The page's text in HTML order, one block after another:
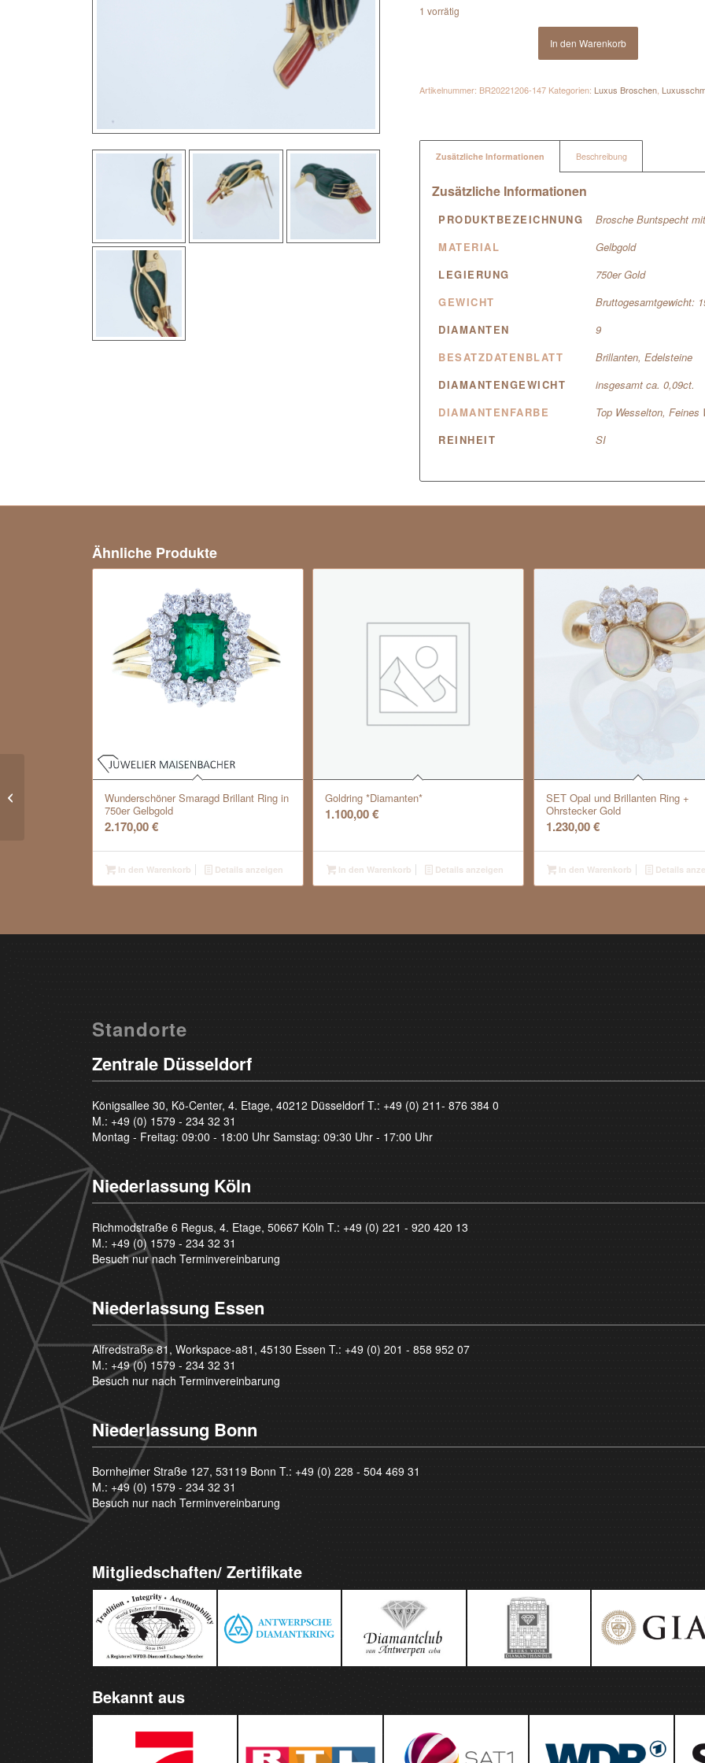
1 vorrätig
In den Warenkorb
Artikelnummer: BR20221206-147 Kategorien: Luxus Broschen,
Zusätzliche Informationen Beschreibung
Zusätzliche Informationen
PRODUKTBEZEICHNUNG
Brosche Buntspecht
MATERIAL
Gelbgold
LEGIERUNG
750er Gold
GEWICHT
Bruttogesamtgewicht:
DIAMANTEN
9
BESATZDATENBLATT
Brillanten, Edelsteine
DIAMANTENGEWICHT
insgesamt ca. 0,09ct.
DIAMANTENFARBE
Top Wesselton, Feines
REINHEIT
SI
Ähnliche Produkte
Wunderschöner Smaragd Brillant Ring in
750er Gelbgold
2.170,00€
In den Warenkorb Details anzeigen
Goldring *Diamanten*
1.100,00€
In den Warenkorb Details anzeigen
SET Opal und Brillanten Ring +
Ohrstecker Gold
1.230,00€
In den Warenkorb Details
Standorte
Zentrale Düsseldorf
Königsallee 30, Kö-Center, 4. Etage, 40212 Düsseldorf T.: +49 (0) 211- 876 384 0
M.: +49 (0) 1579 - 234 32 31
Montag - Freitag: 09:00 - 18:00 Uhr Samstag: 09:30 Uhr - 17:00 Uhr
Niederlassung Köln
Richmodstraße 6 Regus, 4. Etage, 50667 Köln T.: +49 (0) 221 - 920 420 13
M.: +49 (0) 1579 - 234 32 31
Besuch nur nach Terminvereinbarung
Niederlassung Essen
Alfredstraße 81, Workspace-a81, 45130 Essen T.: +49 (0) 201 - 858 952 07
M.: +49 (0) 1579 - 234 32 31
Besuch nur nach Terminvereinbarung
Niederlassung Bonn
Bornheimer Straße 127, 53119 Bonn T.: +49 (0) 228 - 504 469 31
M.: +49 (0) 1579 - 234 32 31
Besuch nur nach Terminvereinbarung
Mitgliedschaften/ Zertifikate
Bekannt aus
Nadel/Brosche mit